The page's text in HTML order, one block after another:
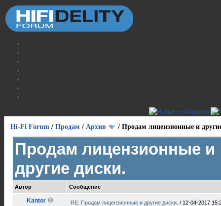
Hi-Fi Forum / Продам / Архив / Продам лицензионные и
Продам лицензионные и
другие диски.
Автор Сообщение
Kantor RE: Продам лицензионные и другие диски. / 12-04-2017